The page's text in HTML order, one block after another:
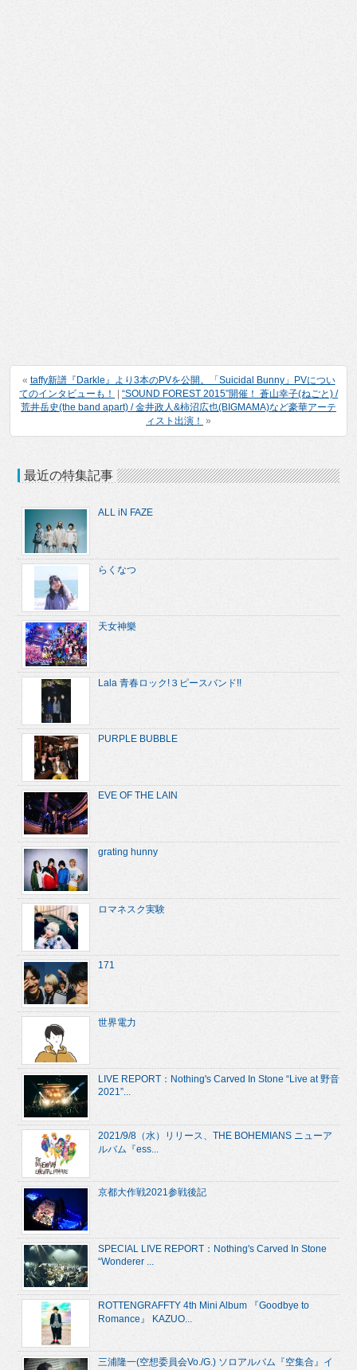
« taffy新譜『Darkle』より3本のPVを公開。「Suicidal Bunny」PVについ
てのインタビューも！
| “SOUND FOREST 2015”開催！ 蒼山幸子(ねごと) /
荒井岳史(the band apart) / 金井政人&柿沼広也(BIGMAMA)など豪華アーテ
ィスト出演！ »
最近の特集記事
ALL iN FAZE
らくなつ
天女神樂
Lala 青春ロック!３ピースバンド!!
PURPLE BUBBLE
EVE OF THE LAIN
grating hunny
ロマネスク実験
171
世界電力
LIVE REPORT：Nothing's Carved In Stone “Live at 野音
2021”...
2021/9/8（水）リリース、THE BOHEMIANS ニューア
ルバム『ess...
京都大作戦2021参戦後記
SPECIAL LIVE REPORT：Nothing's Carved In Stone
“Wonderer ...
ROTTENGRAFFTY 4th Mini Album 『Goodbye to
Romance』 KAZUO...
三浦隆一(空想委員会Vo./G.) ソロアルバム『空集合』イ